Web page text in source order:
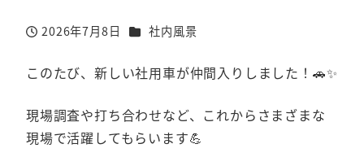
投稿日
2026年7月8日 カテゴリー
社内風景
このたび、新しい社用車が仲間入りしました！🚗✨
現場調査や打ち合わせなど、これからさまざまな
現場で活躍してもらいます💪